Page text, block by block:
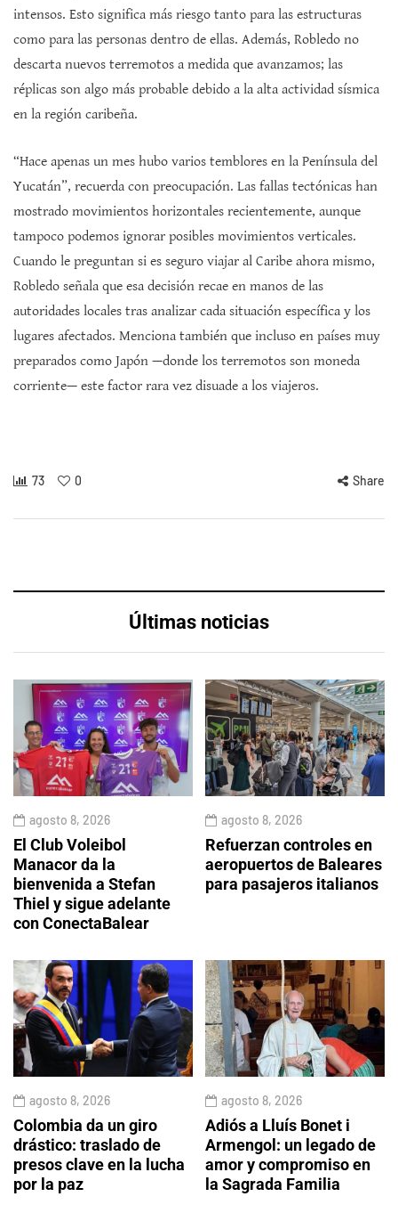
intensos. Esto significa más riesgo tanto para las estructuras
como para las personas dentro de ellas. Además, Robledo no
descarta nuevos terremotos a medida que avanzamos; las
réplicas son algo más probable debido a la alta actividad sísmica
en la región caribeña.
“Hace apenas un mes hubo varios temblores en la Península del
Yucatán”, recuerda con preocupación. Las fallas tectónicas han
mostrado movimientos horizontales recientemente, aunque
tampoco podemos ignorar posibles movimientos verticales.
Cuando le preguntan si es seguro viajar al Caribe ahora mismo,
Robledo señala que esa decisión recae en manos de las
autoridades locales tras analizar cada situación específica y los
lugares afectados. Menciona también que incluso en países muy
preparados como Japón —donde los terremotos son moneda
corriente— este factor rara vez disuade a los viajeros.
73 0 Share
Últimas noticias
agosto 8, 2026
El Club Voleibol
Manacor da la
bienvenida a Stefan
Thiel y sigue adelante
con ConectaBalear
agosto 8, 2026
Refuerzan controles en
aeropuertos de Baleares
para pasajeros italianos
agosto 8, 2026
Colombia da un giro
drástico: traslado de
presos clave en la lucha
por la paz
agosto 8, 2026
Adiós a Lluís Bonet i
Armengol: un legado de
amor y compromiso en
la Sagrada Familia